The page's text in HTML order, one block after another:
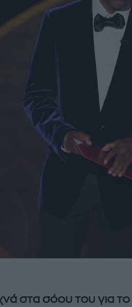
στα σόου του για το